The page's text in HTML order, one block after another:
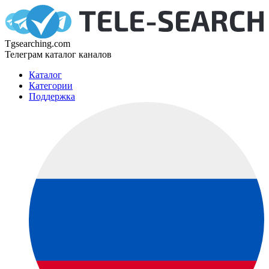
Tgsearching.com
Телеграм каталог каналов
Каталог
Категории
Поддержка